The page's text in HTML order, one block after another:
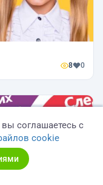
8 0
соглашаетесь с
cookie